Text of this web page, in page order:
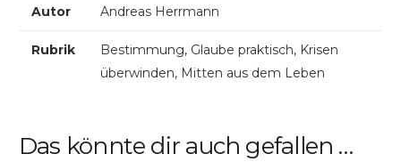
Autor Andreas Herrmann
Rubrik
Bestimmung, Glaube praktisch, Krisen
überwinden, Mitten aus dem Leben
Das könnte dir auch gefallen …